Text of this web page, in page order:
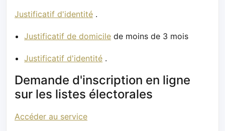
Justificatif d'identité .
Justificatif de domicile de moins de 3 mois
Justificatif d'identité .
Demande d'inscription en ligne
sur les listes électorales
Accéder au service